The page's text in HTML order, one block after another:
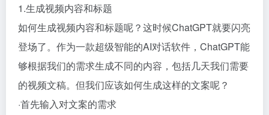
1.生成视频内容和标题
如何生成视频内容和标题呢？这时候ChatGPT就要闪亮
登场了。作为一款超级智能的AI对话软件，ChatGPT能
够根据我们的需求生成不同的内容，包括几天我们需要
的视频文稿。但我们应该如何生成这样的文案呢？
·首先输入对文案的需求